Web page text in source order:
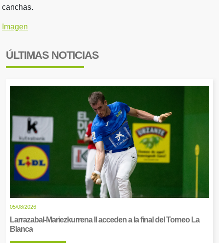
canchas.
Imagen
ÚLTIMAS NOTICIAS
05/08/2026
Larrazabal-Mariezkurrena II acceden a la final del Torneo La
Blanca